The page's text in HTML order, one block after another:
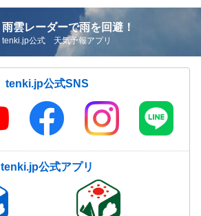
雨雲レーダーで雨を回避！
tenki.jp公式 天気予報アプリ
tenki.jp公式SNS
tenki.jp公式アプリ